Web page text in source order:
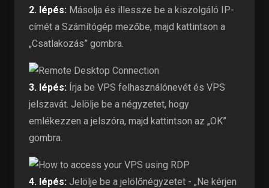
2. lépés: Másolja és illessze be a kiszolgáló IP-
címét a Számítógép mezőbe, majd kattintson a
„Csatlakozás” gombra.
3. lépés: Írja be VPS felhasználónevét és VPS
jelszavát. Jelölje be a négyzetet, hogy
emlékezzen a jelszóra, majd kattintson az „OK”
gombra.
4. lépés: Jelölje be a jelölőnégyzetet - „Ne kérjen